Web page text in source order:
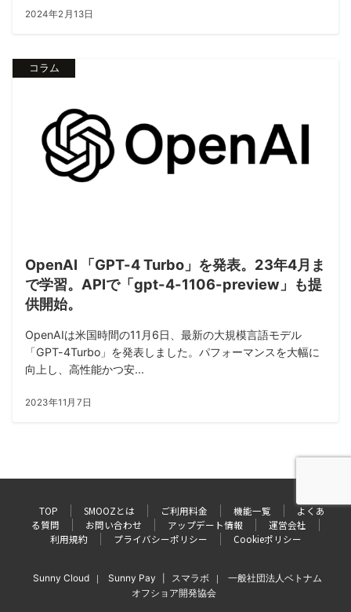
2024年2月13日
コラム
OpenAI 「GPT-4 Turbo」を発表。23年4月ま
で学習。APIで「gpt-4-1106-preview」も提
供開始。
OpenAIは米国時間の11月6日、最新の大規模言語モデル
「GPT-4Turbo」を発表しました。パフォーマンスを大幅に
向上し、高性能かつ安...
2023年11月7日
TOP SMOOZとは ご利用料金 機能一覧
よくあ
る質問
お問い合わせ アップデート情報
運営会社
利用規約
プライバシーポリシー Cookieポリシー
Sunny Cloud ｜ Sunny Pay スマラボ ｜
一般社団法人ベトナム
オフショア開発協会